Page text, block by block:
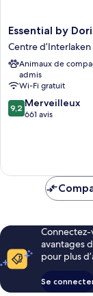
Essential
by
Dorint
Interlaken
Centre
d’Interlaken
Essential by
Centre d’Interlaken
Animaux de
admis
Wi-Fi gratuit
9.2
sur
9,2 Merveilleux
661 avis
avantages
pour plus
Se